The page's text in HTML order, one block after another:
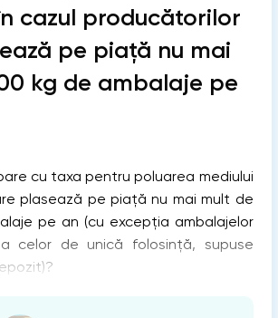
cazul producătorilor
pe piaţă nu mai
kg de ambalaje pe
cu taxa pentru poluarea mediului
plasează pe piaţă nu mai mult de
pe an (cu excepţia ambalajelor
celor de unică folosinţă, supuse